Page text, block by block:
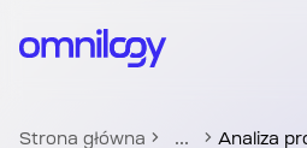
Strona główna Analiza